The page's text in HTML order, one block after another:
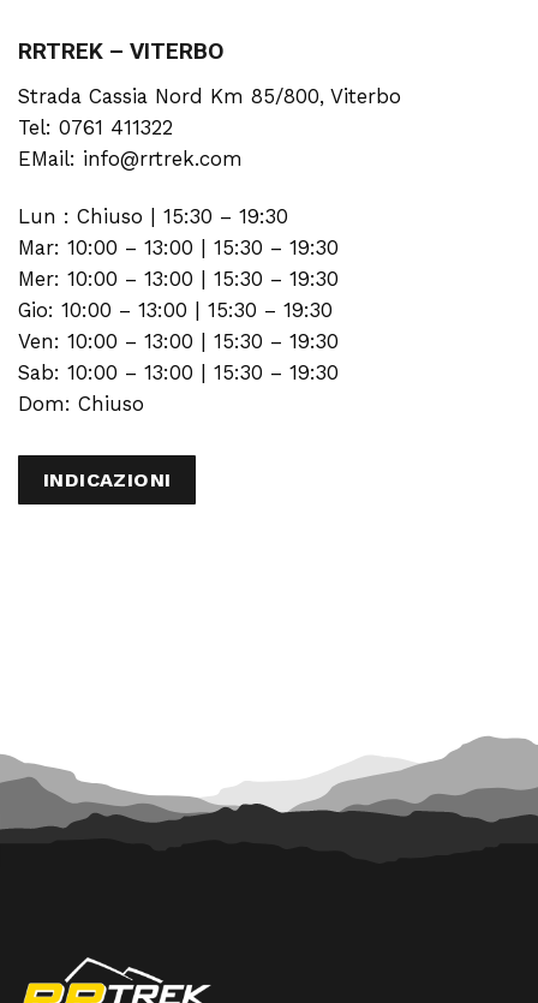
RRTREK – VITERBO
Strada Cassia Nord Km 85/800, Viterbo
Tel: 0761 411322
EMail: info@rrtrek.com
Lun : Chiuso | 15:30 – 19:30
Mar: 10:00 – 13:00 | 15:30 – 19:30
Mer: 10:00 – 13:00 | 15:30 – 19:30
Gio: 10:00 – 13:00 | 15:30 – 19:30
Ven: 10:00 – 13:00 | 15:30 – 19:30
Sab: 10:00 – 13:00 | 15:30 – 19:30
Dom: Chiuso
INDICAZIONI